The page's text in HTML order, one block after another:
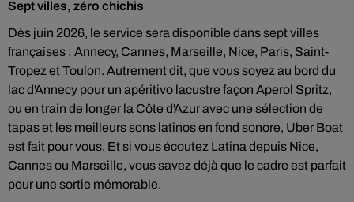
Sept villes, zéro chichis
Dès juin 2026, le service sera disponible dans sept villes
françaises : Annecy, Cannes, Marseille, Nice, Paris, Saint-
Tropez et Toulon. Autrement dit, que vous soyez au bord du
lac d'Annecy pour un apéritivo lacustre façon Aperol Spritz,
ou en train de longer la Côte d'Azur avec une sélection de
tapas et les meilleurs sons latinos en fond sonore, Uber Boat
est fait pour vous. Et si vous écoutez Latina depuis Nice,
Cannes ou Marseille, vous savez déjà que le cadre est parfait
pour une sortie mémorable.